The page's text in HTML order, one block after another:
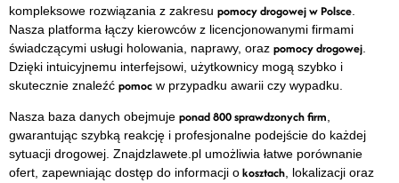
kompleksowe rozwiązania z zakresu pomocy drogowej w Polsce
Nasza platforma łączy kierowców z licencjonowanymi firmami
świadczącymi usługi holowania, naprawy, oraz pomocy drogowej
Dzięki intuicyjnemu interfejsowi, użytkownicy mogą szybko i
skutecznie znaleźć pomoc w przypadku awarii czy wypadku.
Nasza baza danych obejmuje ponad 800 sprawdzonych firm,
gwarantując szybką reakcję i profesjonalne podejście do każdej
sytuacji drogowej. Znajdzlawete.pl umożliwia łatwe porównanie
ofert, zapewniając dostęp do informacji okosztach, lokalizacji oraz